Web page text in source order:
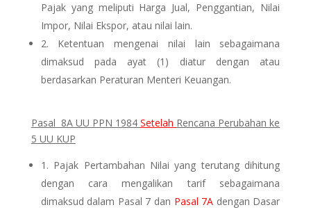
Pajak yang meliputi Harga Jual, Penggantian, Nilai
Impor, Nilai Ekspor, atau nilai lain.
2. Ketentuan mengenai nilai lain sebagaimana
dimaksud pada ayat (1) diatur dengan atau
berdasarkan Peraturan Menteri Keuangan.
Pasal 8A UU PPN 1984Setelah Rencana Perubahan ke
5 UU KUP
1. Pajak Pertambahan Nilai yang terutang dihitung
dengan cara mengalikan tarif sebagaimana
dimaksud dalam Pasal 7 dan Pasal 7A dengan Dasar